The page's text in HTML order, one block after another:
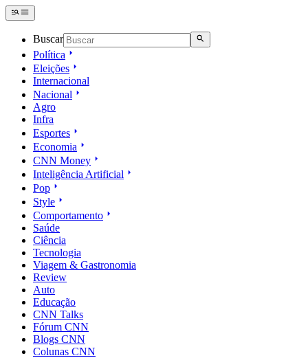
Buscar
Política
Eleições
Internacional
Nacional
Agro
Infra
Esportes
Economia
CNN Money
Inteligência Artificial
Pop
Style
Comportamento
Saúde
Ciência
Tecnologia
Viagem & Gastronomia
Review
Auto
Educação
CNN Talks
Fórum CNN
Blogs CNN
Colunas CNN